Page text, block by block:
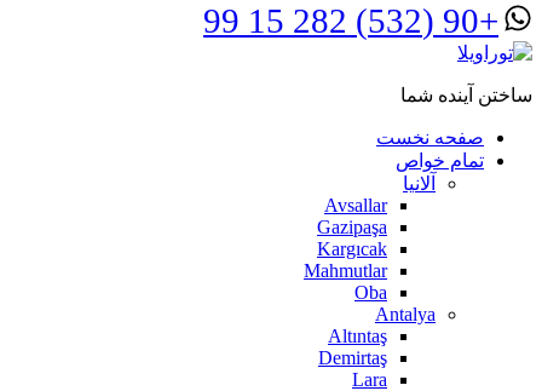
+90 (532) 282 15 99
ساختن آینده شما
صفحه نخست
تمام خواص
آلانیا
Avsallar
Gazipaşa
Kargıcak
Mahmutlar
Oba
Antalya
Altıntaş
Demirtaş
Lara